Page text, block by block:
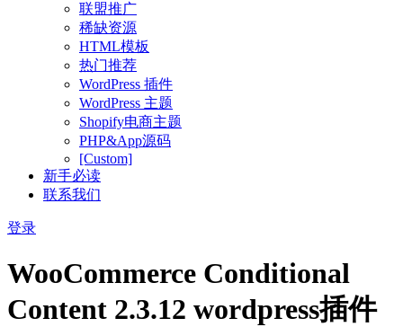
联盟推广
稀缺资源
HTML模板
热门推荐
WordPress 插件
WordPress 主题
Shopify电商主题
PHP&App源码
[Custom]
新手必读
联系我们
登录
WooCommerce Conditional
Content 2.3.12 wordpress插件